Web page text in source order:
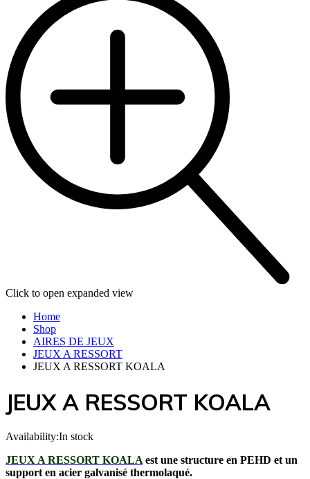
Click to open expanded view
Home
Shop
AIRES DE JEUX
JEUX A RESSORT
JEUX A RESSORT KOALA
JEUX A RESSORT KOALA
Availability:In stock
JEUX A RESSORT KOALA est une structure en PEHD et un
support en acier galvanisé thermolaqué.